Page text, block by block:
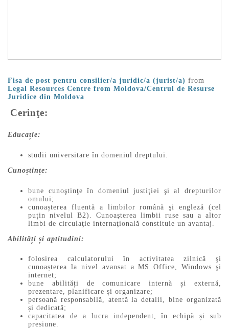
Fisa de post pentru consilier/a juridic/a (jurist/a) from
Legal Resources Centre from Moldova/Centrul de Resurse
Juridice din Moldova
Cerinţe:
Educație:
studii universitare în domeniul dreptului.
Cunoștințe:
bune cunoştinţe în domeniul justiţiei şi al drepturilor
omului;
cunoașterea fluentă a limbilor română şi engleză (cel
puțin nivelul B2). Cunoaşterea limbii ruse sau a altor
limbi de circulaţie internaţională constituie un avantaj.
Abilități și aptitudini:
folosirea calculatorului în activitatea zilnică şi
cunoașterea la nivel avansat a MS Office, Windows şi
internet;
bune abilități de comunicare internă și externă,
prezentare, planificare și organizare;
persoană responsabilă, atentă la detalii, bine organizată
și dedicată;
capacitatea de a lucra independent, în echipă și sub
presiune.